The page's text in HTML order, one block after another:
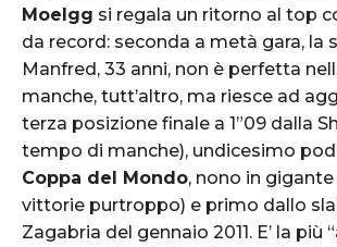
Moelgg si regala un ritorno al top
da record: seconda a metà gara, la
Manfred, 33 anni, non è perfetta
manche, tutt’altro, ma riesce ad
terza posizione finale a 1”09 dalla
tempo di manche), undicesimo
Coppa del Mondo, nono in
vittorie purtroppo) e primo dallo
Zagabria del gennaio 2011. E’ la più